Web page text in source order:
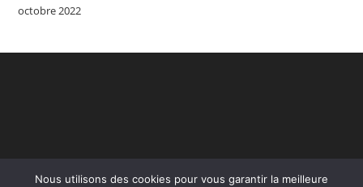
octobre 2022
Nous utilisons des cookies pour vous garantir la meilleure